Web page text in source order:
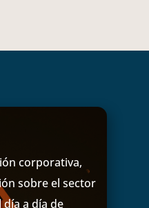
corporativa,
sobre el sector
día a día de